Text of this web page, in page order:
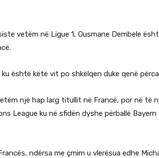
vetëm në Ligue 1, Ousmane Dembele
është këtë vit po shkëlqen duke qenë
një hap larg titullit në Francë, por në të
League ku në sfidën dyshe përballë
ndërsa me çmim u vlerësua edhe